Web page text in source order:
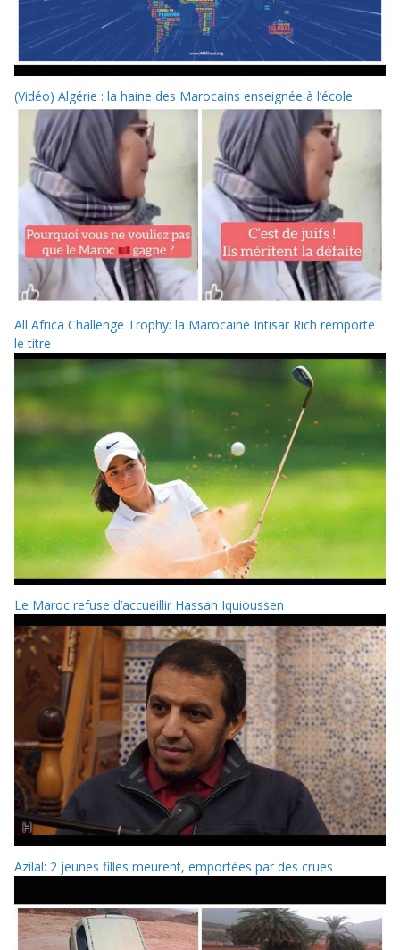
(Vidéo) Algérie : la haine des Marocains enseignée à l’école
All Africa Challenge Trophy: la Marocaine Intisar Rich remporte
le titre
Le Maroc refuse d’accueillir Hassan Iquioussen
Azilal: 2 jeunes filles meurent, emportées par des crues